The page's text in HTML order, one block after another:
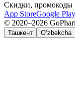
Скидки, промокоды
App StoreGoogle Play
© 2020–2026
Ташкент O‘zbekcha